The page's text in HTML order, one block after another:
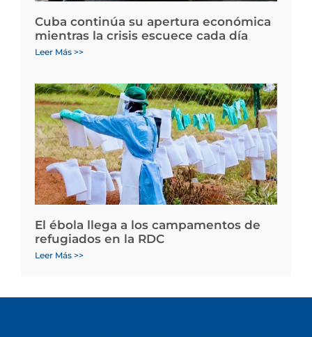
Cuba continúa su apertura económica
mientras la crisis escuece cada día
Leer Más >>
El ébola llega a los campamentos de
refugiados en la RDC
Leer Más >>